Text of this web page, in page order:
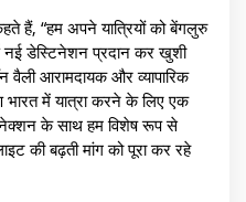
हैं, “हम अपने यात्रियों को बेंगलुरु
नई डेस्टिनेशन प्रदान कर खुशी
आरामदायक और व्यापारिक
भारत में यात्रा करने के लिए एक
के साथ हम विशेष रूप से
की बढ़ती मांग को पूरा कर रहे